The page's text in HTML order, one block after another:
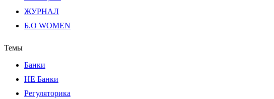
ЖУРНАЛ
Б.О WOMEN
Темы
Банки
НЕ Банки
Регуляторика